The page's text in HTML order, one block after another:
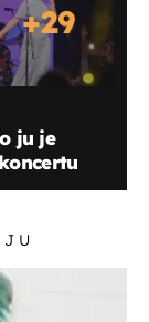
+29
ju je